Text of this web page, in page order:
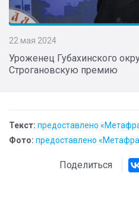
22 мая 2024
Уроженец Губахинского
Строгановскую премию
Текст: предоставлено
Фото: предоставлено
Поделиться